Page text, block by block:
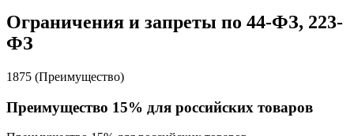
Ограничения и запреты по 44-ФЗ, 223-
ФЗ
1875 (Преимущество)
Преимущество 15% для российских товаров